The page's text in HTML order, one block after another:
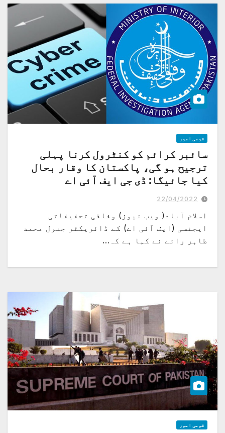
قومی امور
سائبر کرائم کو کنٹرول کرنا پہلی
ترجیح ہو گی، پاکستان کا وقار بحال
کیا جائیگا: ڈی جی ایف آئی اے
22/04/2022
اسلام آباد( ویب نیوز) وفاقی تحقیقاتی
ایجنسی (ایف آئی اے) کے ڈائریکٹر جنرل محمد
طاہر رائے نے کہا ہے کہ…
قومی امور